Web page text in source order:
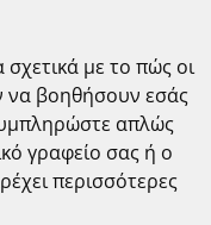
σχετικά με το πώς οι
να βοηθήσουν εσάς
απλώς
γραφείο σας ή ο
περισσότερες